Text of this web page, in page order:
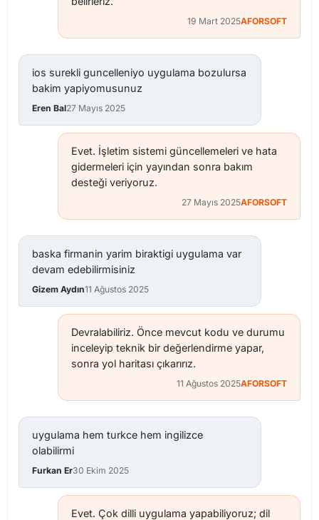
19 Mart 2025AFORSOFT
ios surekli guncelleniyo uygulama bozulursa
bakim yapiyomusunuz
Eren Bal27 Mayıs 2025
Evet. İşletim sistemi güncellemeleri ve hata
gidermeleri için yayından sonra bakım
desteği veriyoruz.
27 Mayıs 2025AFORSOFT
baska firmanin yarim biraktigi uygulama var
devam edebilirmisiniz
Gizem Aydın11 Ağustos 2025
Devralabiliriz. Önce mevcut kodu ve durumu
inceleyip teknik bir değerlendirme yapar,
sonra yol haritası çıkarırız.
11 Ağustos 2025AFORSOFT
uygulama hem turkce hem ingilizce
olabilirmi
Furkan Er30 Ekim 2025
Evet. Çok dilli uygulama yapabiliyoruz; dil